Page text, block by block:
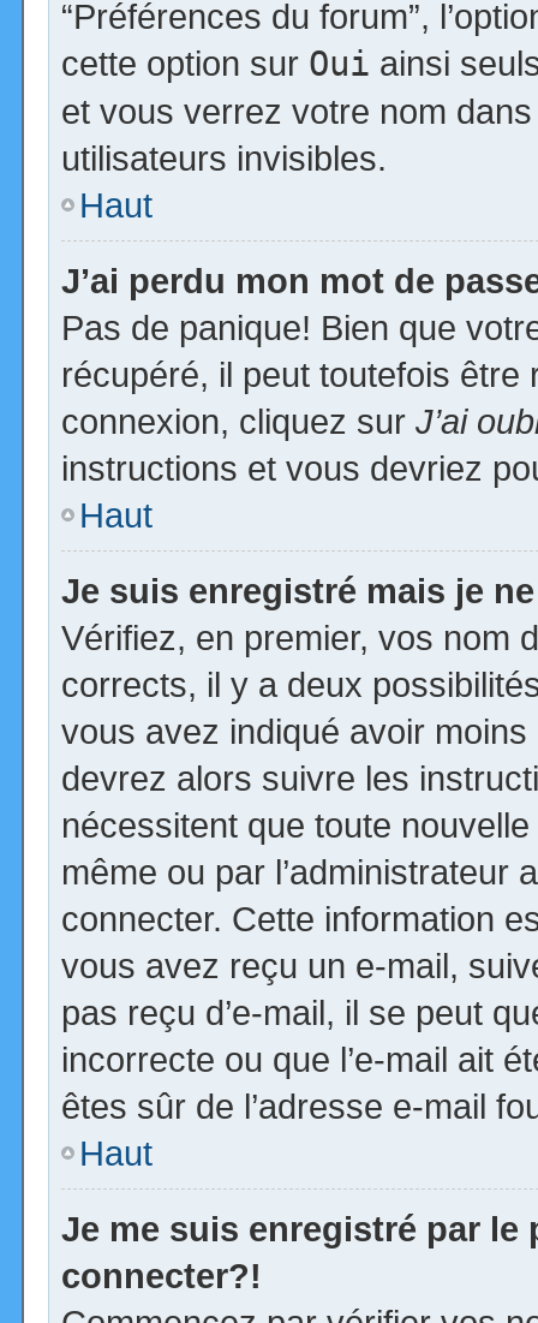
“Préférences du forum”,
cette option sur Oui ainsi
et vous verrez votre nom
utilisateurs invisibles.
Haut
J’ai perdu mon mot de
Pas de panique! Bien que
récupéré, il peut toutefois
connexion, cliquez sur J’ai
instructions et vous devriez
Haut
Je suis enregistré mais je
Vérifiez, en premier, vos nom
corrects, il y a deux
vous avez indiqué avoir
devrez alors suivre les
nécessitent que toute
même ou par l’administrateur
connecter. Cette information
vous avez reçu un e-mail,
pas reçu d’e-mail, il se peut
incorrecte ou que l’e-mail ait
êtes sûr de l’adresse e-mail
Haut
Je me suis enregistré par le
connecter?!